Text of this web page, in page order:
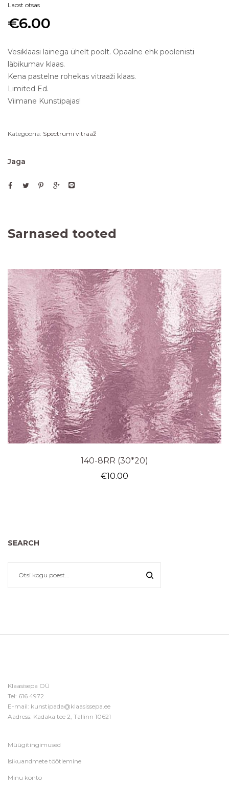
Laost otsas
€6.00
Vesiklaasi lainega ühelt poolt. Opaalne ehk poolenisti
läbikumav klaas.
Kena pastelne rohekas vitraaži klaas.
Limited Ed.
Viimane Kunstipajas!
Kategooria: Spectrumi vitraaž
Jaga
Sarnased tooted
140-8RR (30*20)
€10.00
SEARCH
Klaasisepa OÜ
Tel: 616 4972
E-mail: kunstipada@klaasissepa.ee
Aadress: Kadaka tee 2, Tallinn 10621
Müügitingimused
Isikuandmete töötlemine
Minu konto